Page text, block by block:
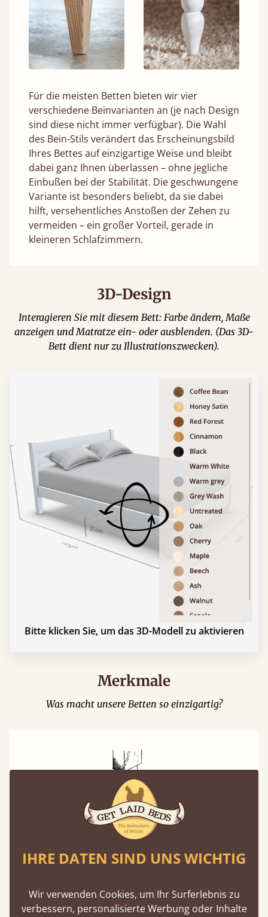
Für die meisten Betten bieten wir vier
verschiedene Beinvarianten an (je nach Design
sind diese nicht immer verfügbar). Die Wahl
des Bein-Stils verändert das Erscheinungsbild
Ihres Bettes auf einzigartige Weise und bleibt
dabei ganz Ihnen überlassen – ohne jegliche
Einbußen bei der Stabilität. Die geschwungene
Variante ist besonders beliebt, da sie dabei
hilft, versehentliches Anstoßen der Zehen zu
vermeiden – ein großer Vorteil, gerade in
kleineren Schlafzimmern.
3D-Design
Interagieren Sie mit diesem Bett: Farbe ändern, Maße
anzeigen und Matratze ein- oder ausblenden. (Das 3D-
Bett dient nur zu Illustrationszwecken).
Bitte klicken Sie, um das 3D-Modell zu aktivieren
Merkmale
Was macht unsere Betten so einzigartig?
Zapfen- und Lochverbindungen
Eine Zimmermannstechnik, die bereits um
2500 v. Chr. eingesetzt wurde – ein bewährtes
steht.
IHRE DATEN SIND UNS WICHTIG
Wir verwenden Cookies, um Ihr Surferlebnis zu
verbessern, personalisierte Werbung oder Inhalte